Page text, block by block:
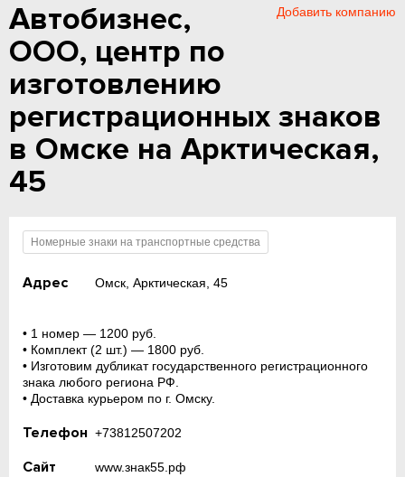
Добавить компанию
Автобизнес,
ООО, центр по
изготовлению
регистрационных знаков
в Омске на Арктическая,
45
Номерные знаки на транспортные средства
Адрес Омск, Арктическая, 45
• 1 номер — 1200 руб.
• Комплект (2 шт.) — 1800 руб.
• Изготовим дубликат государственного регистрационного
знака любого региона РФ.
• Доставка курьером по г. Омску.
Телефон +73812507202
Сайт www.знак55.рф